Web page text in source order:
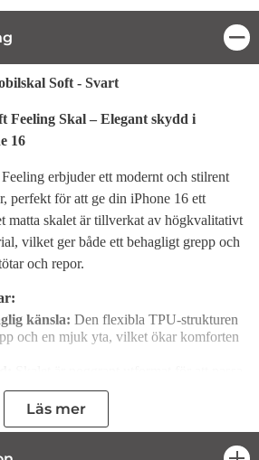
Soft - Svart
Feeling Skal – Elegant skydd i
16
erbjuder ett modernt och stilrent
perfekt för att ge din iPhone 16 ett
matta skalet är tillverkat av högkvalitativt
vilket ger både ett behagligt grepp och
och repor.
känsla: Den flexibla TPU-strukturen
och en mjuk yta, vilket ökar komforten
16, vilket ger ett effektivt skydd mot
stötar och repor.
pastellfärger:
Skalet erbjuder en modern
skyddet.
Läs mer